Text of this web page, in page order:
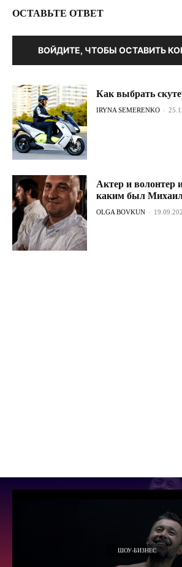
ОСТАВЬТЕ ОТВЕТ
ВОЙДИТЕ, ЧТОБЫ ОСТАВИТЬ
Как выбрать
IRYNA SEMERENKO -
Актер и волонтер
каким был
OLGA BOVKUN -